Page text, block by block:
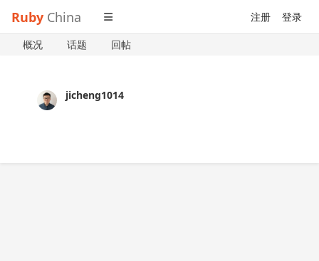
Ruby China 注册 登录
概况 话题 回帖
jicheng1014